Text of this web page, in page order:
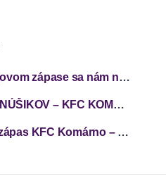
V prvom domácom ligovom zápase sa nám nepodarilo zabodovať
INFORMÁCIE PRE FANÚŠIKOV – KFC KOMÁRNO – FC SPARTAK TRNAVA
Predaj vstupeniek na zápas KFC Komárno – FC Spartak Trnava